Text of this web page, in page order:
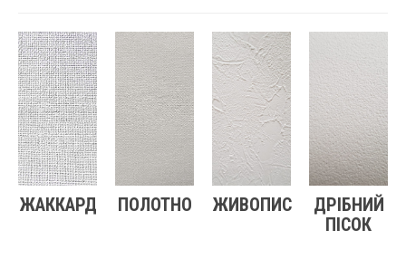
ЖАККАРД ПОЛОТНО ЖИВОПИС
ДРІБНИЙ
ПІСОК